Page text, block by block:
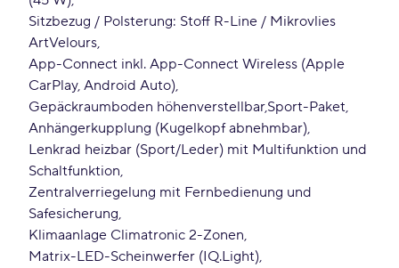
Sitzbezug / Polsterung: Stoff R-Line / Mikrovlies
ArtVelours
App-Connect inkl. App-Connect Wireless (Apple
CarPlay, Android Auto)
Gepäckraumboden höhenverstellbar Sport-Paket
Anhängerkupplung (Kugelkopf abnehmbar)
Lenkrad heizbar (Sport/Leder) mit Multifunktion und
Schaltfunktion
Zentralverriegelung mit Fernbedienung und
Safesicherung
Klimaanlage Climatronic 2-Zonen
Matrix-LED-Scheinwerfer (IQ.Light)